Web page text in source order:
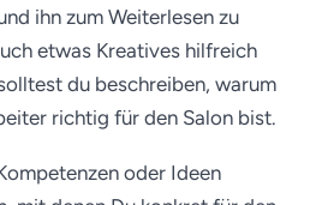
ihn zum Weiterlesen zu
etwas Kreatives hilfreich
du beschreiben, warum
richtig für den Salon bist.
oder Ideen